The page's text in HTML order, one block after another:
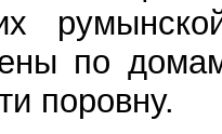
по
поровну.